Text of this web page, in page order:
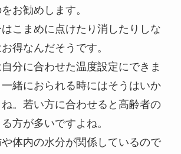
お勧めします。
こまめに点けたり消したりしな
得なんだそうです。
分に合わせた温度設定にできま
緒におられる時にはそうはいか
。若い方に合わせると高齢者の
方が多いですよね。
体内の水分が関係しているので